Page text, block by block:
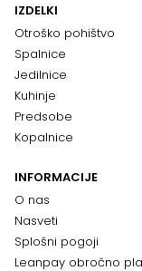
IZDELKI
Otroško pohištvo
Spalnice
Jedilnice
Kuhinje
Predsobe
Kopalnice
INFORMACIJE
O nas
Nasveti
Splošni pogoji
Leanpay obročno